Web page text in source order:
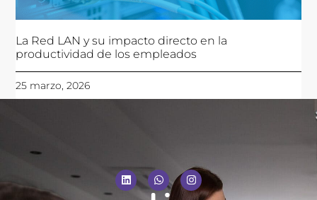
La Red LAN y su impacto directo en la
productividad de los empleados
25 marzo, 2026